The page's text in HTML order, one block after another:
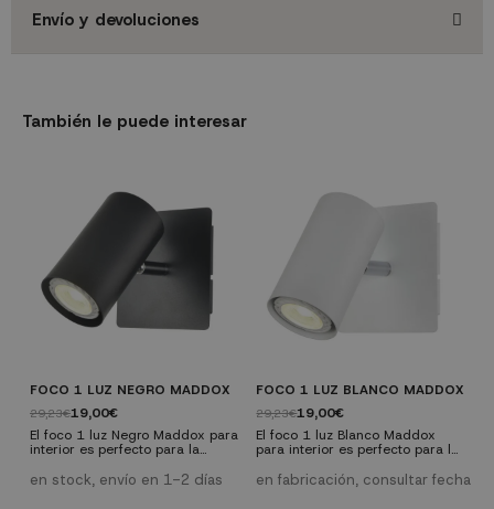
Envío y devoluciones
También le puede interesar
FOCO 1 LUZ NEGRO MADDOX
29,23€19,00€
El foco 1 luz Negro Maddox para
interior es perfecto para la
salón, el estudio, la cocina o el
baño. Destaca objetos en
en stock, envío en 1-2 días
FOCO 1 LUZ BLANCO MADDOX
29,23€19,00€
El foco 1 luz Blanco Maddox
para interior es perfecto para la
salón, el estudio, la cocina o el
baño. Destaca objetos en
en fabricación, consultar fecha